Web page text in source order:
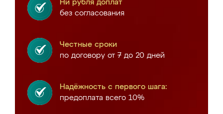
Ни рубля доплат
без согласования
Честные сроки
по договору от 7 до 20 дней
Надёжность с первого шага:
предоплата всего 10%